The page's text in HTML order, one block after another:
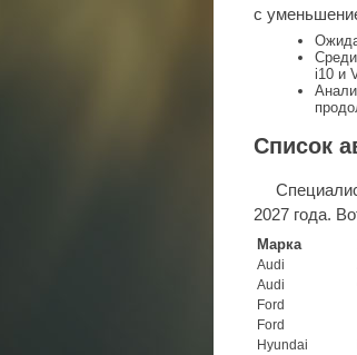
с
i10 и
Список
2027 года.
Марка
Audi
Audi
Ford
Ford
Hyundai